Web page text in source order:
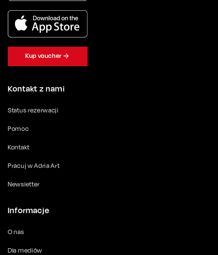
Kontakt z nami
Status rezerwacji
Pomoc
Kontakt
Pracuj w Adria Art
Newsletter
Informacje
O nas
Dla mediów
Kup voucher